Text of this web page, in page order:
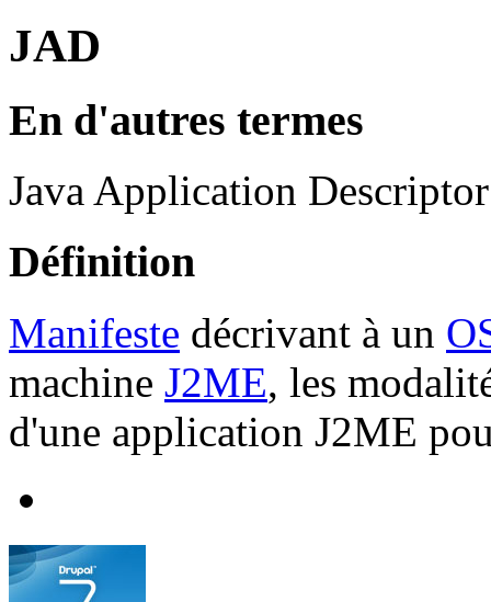
JAD
En d'autres termes
Java Application Descriptor
Définition
Manifeste décrivant à un
machine J2ME, les
d'une application J2ME